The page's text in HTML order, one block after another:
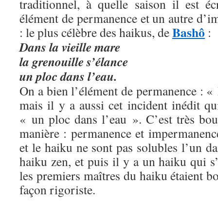
traditionnel, à quelle saison il est
élément de permanence et un autre
: le plus célèbre des haikus, deBashô :
Dans la vieille mare
la grenouille s’élance
un ploc dans l’eau.
On a bien l’élément de permanence :
mais il y a aussi cet incident inédit
« un ploc dans l’eau ». C’est très
manière : permanence et
et le haiku ne sont pas solubles l’un
haiku zen, et puis il y a un haiku qui
les premiers maîtres du haiku étaient
façon rigoriste.